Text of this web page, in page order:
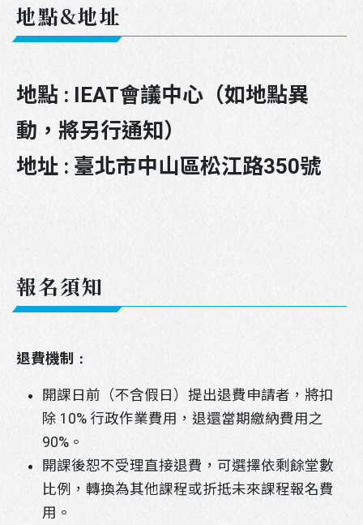
地點&地址
地點 : IEAT會議中心（如地點異
動，將另行通知）
地址 : 臺北市中山區松江路350號
報名須知
退費機制 ：
開課日前（不含假日）提出退費申請者，將扣
除 10% 行政作業費用，退還當期繳納費用之
90%。
開課後恕不受理直接退費，可選擇依剩餘堂數
比例，轉換為其他課程或折抵未來課程報名費
用。